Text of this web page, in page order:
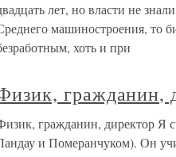
лет, но власти не
машиностроения, то
хоть и при
гражданин,
гражданин, директор Я
и Померанчуком). Он